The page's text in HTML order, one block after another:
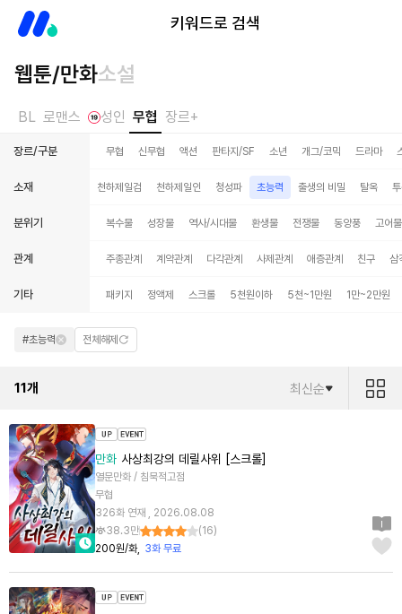
키워드로 검색
웹툰/만화소설
BL 로맨스 성인 무협 장르+
장르/구분 무협 신무협 액션 판타지/SF 소년 개그/코믹 드라마
소재
인 천하제일검 천하제일인 청성파 초능력 출생의 비밀 탈옥
분위기 복수물 성장물 역사/시대물 환생물 전쟁물 동양풍 고어물
관계 주종관계 계약관계 다각관계 사제관계 애증관계 친구 삼
기타 패키지 정액제 스크롤 5천원이하 5천~1만원 1만~2만원
#초능력 전체해제
11개 최신순
만화 사상최강의 데릴사위 [스크롤]
열문만화 / 침묵적고점
무협
326화 연재 , 2026.08.08
38.3만
(16)
200원/화
3화 무료